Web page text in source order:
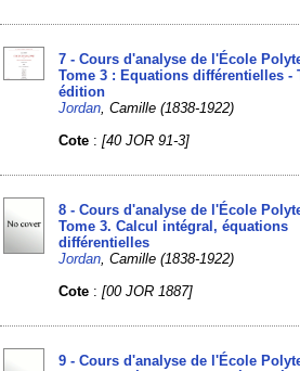
7 - Cours d'analyse de l'École
Tome 3 : Equations différentielles -
édition
Jordan , Camille (1838-1922)
Cote :[40 JOR 91-3]
8 - Cours d'analyse de l'École
Tome 3. Calcul intégral, équations
différentielles
Jordan , Camille (1838-1922)
Cote :[00 JOR 1887]
9 - Cours d'analyse de l'École